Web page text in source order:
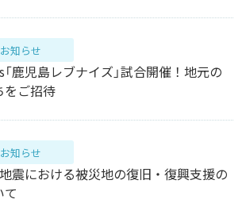
お知らせ
鹿児島レブナイズ」試合開催！地元の
をご招待
お知らせ
震における被災地の復旧・復興支援の
て